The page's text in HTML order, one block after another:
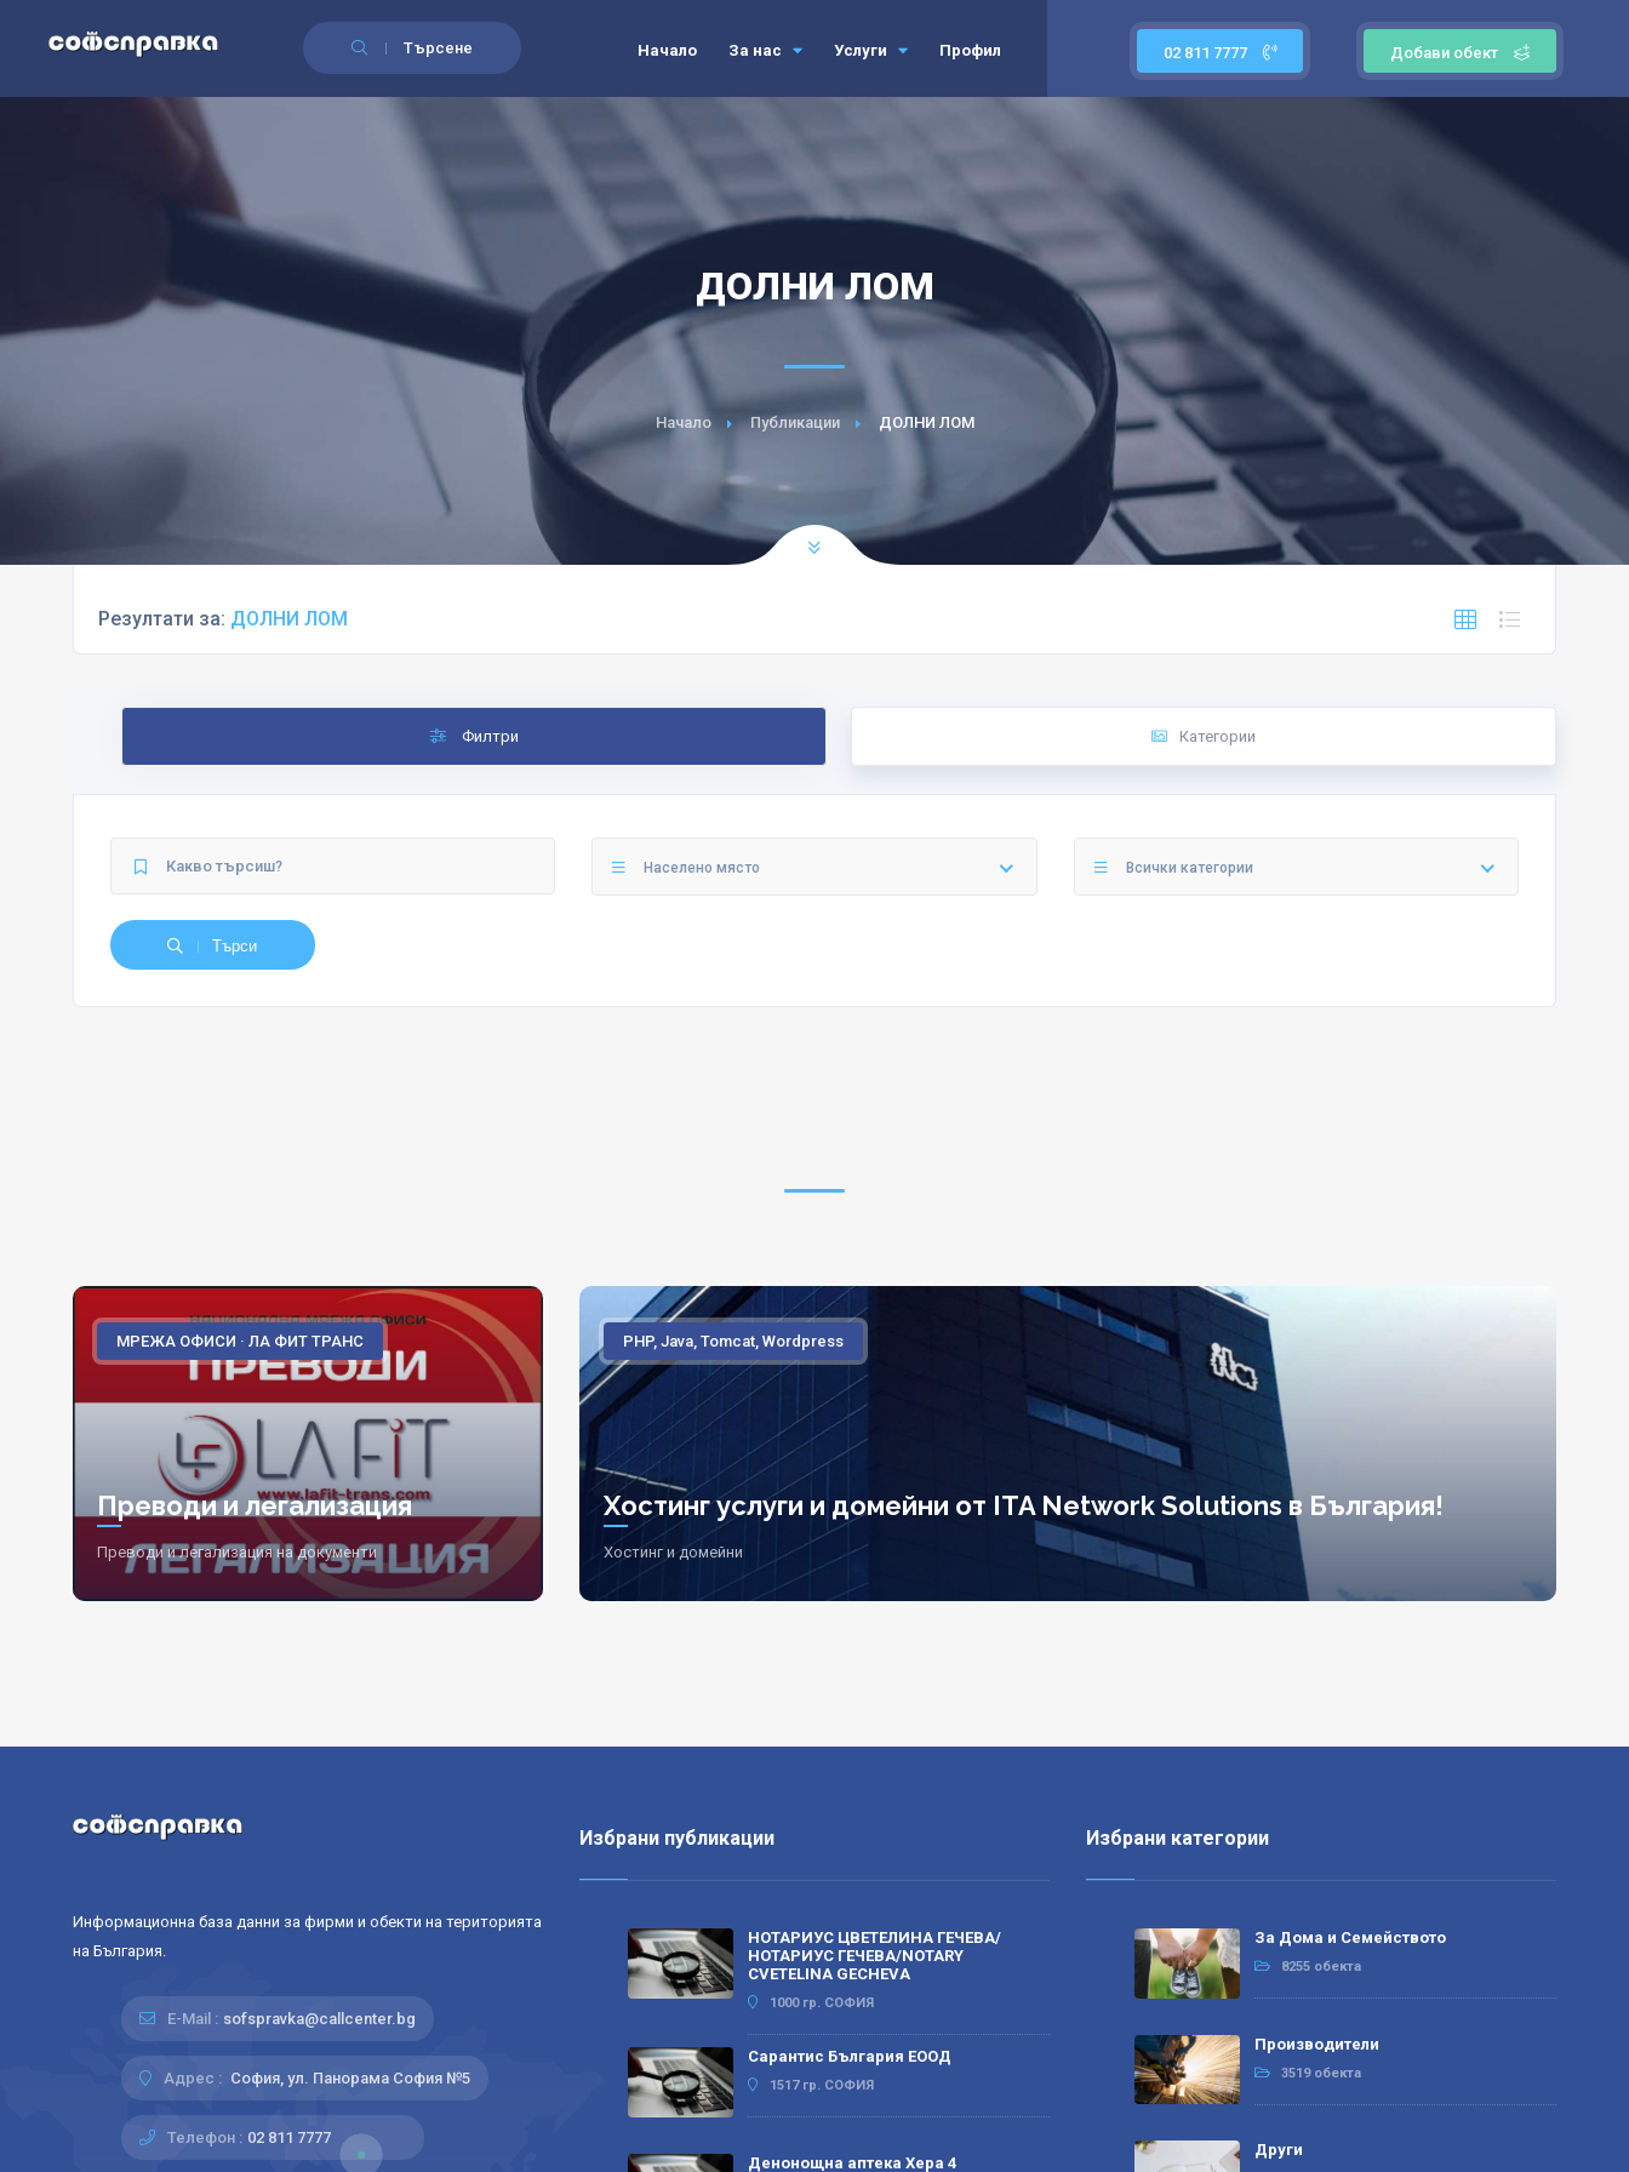
Търсене Добави обект
02 811 7777
Начало За нас Услуги Профил
ДОЛНИ ЛОМ
Начало Публикации ДОЛНИ ЛОМ
Резултати за: ДОЛНИ ЛОМ
Филтри Категории
Населено място Всички категории
Търси
МРЕЖА ОФИСИ · ЛА ФИТ ТРАНС
Преводи и легализация
Преводи и легализация на документи
PHP, Java, Tomcat, Wordpress
Хостинг услуги и домейни от ITA Network Solutions в България!
Хостинг и домейни
Информационна база данни за фирми и обекти на територията
на България.
E-Mail : sofspravka@callcenter.bg
Адрес : София, ул. Панорама София №5
Телефон : 02 811 7777
Избрани публикации
НОТАРИУС ЦВЕТЕЛИНА ГЕЧЕВА/
НОТАРИУС ГЕЧЕВА/NOTARY
CVETELINA GECHEVA
1000 гр. СОФИЯ
Сарантис България ЕООД
1517 гр. СОФИЯ
Денонощна аптека Хера 4
Избрани категории
За Дома и Семейството
8255 обекта
Производители
3519 обекта
Други